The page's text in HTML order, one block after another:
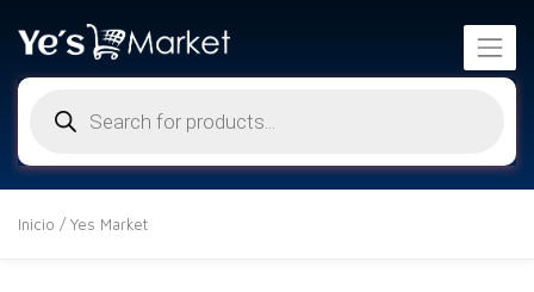
productos
Inicio / Yes Market